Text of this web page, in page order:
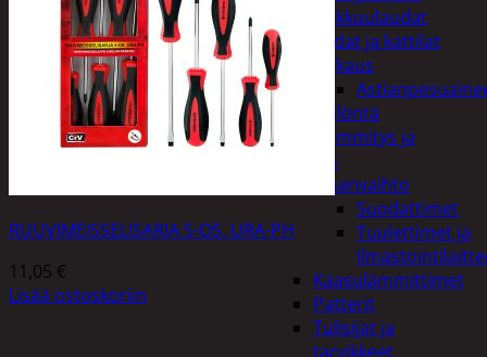
Leikkuulaudat
Padat ja kattilat
Tiskaus
Säilöntä
Kodin lämmitys ja
tuuletus
Ilmanvaihto
Suodattimet
Tuulettimet ja
Kaasulämmittimet
Patterit
Tulisijat ja
tarvikkeet
RUUVIMEISSELISARJA 5-OS. URA-PH
11,05 €
Lisää ostoskoriin